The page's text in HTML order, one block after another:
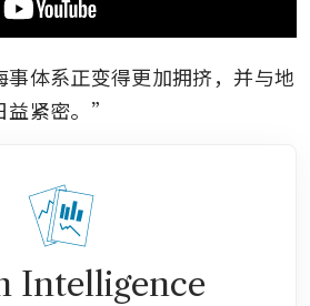
体系正变得更加拥挤，并与地
益紧密。”
Intelligence